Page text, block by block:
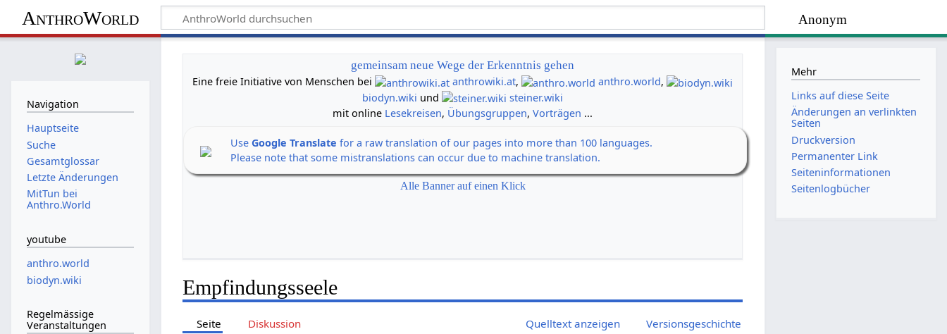
Anonym
AnthroWorld
gemeinsam neue Wege der Erkenntnis gehen
Eine freie Initiative von Menschen bei
anthrowiki.at, anthro.world,
biodyn.wiki und
steiner.wiki
mit online Lesekreisen, Übungsgruppen,Vorträgen ...
UseGoogle Translate for a raw translation of our pages into more than 100 languages.
Please note that some mistranslations can occur due to machine translation.
Alle Banner auf einen Klick
Empfindungsseele
Seite Diskussion Quelltext anzeigen Versionsgeschichte
Navigation
Hauptseite
Suche
Gesamtglossar
Letzte Änderungen
MitTun bei
Anthro.World
youtube
anthro.world
biodyn.wiki
Regelmässige
Veranstaltungen
Mehr
Links auf diese Seite
Änderungen an verlinkten
Seiten
Druckversion
Permanenter Link
Seiten­­informationen
Seitenlogbücher